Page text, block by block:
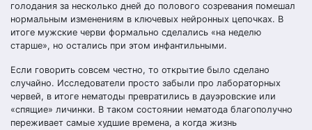
голодания за несколько дней до полового созревания помешал
нормальным изменениям в ключевых нейронных цепочках. В
итоге мужские черви формально сделались «на неделю
старше», но остались при этом инфантильными.
Если говорить совсем честно, то открытие было сделано
случайно. Исследователи просто забыли про лабораторных
червей, в итоге нематоды превратились в дауэровские или
«спящие» личинки. В таком состоянии нематода благополучно
переживает самые худшие времена, а когда жизнь